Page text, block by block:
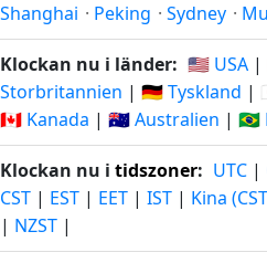
Shanghai · Peking · Sydney ·
Klockan nu i länder: 🇺🇸 USA |
Storbritannien | 🇩🇪 Tyskland |
🇨🇦 Kanada | 🇦🇺 Australien | 🇧🇷
Klockan nu i tidszoner: UTC |
CST | EST | EET | IST | Kina
| NZST |